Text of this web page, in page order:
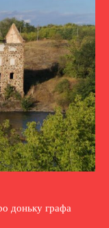
доньку графа